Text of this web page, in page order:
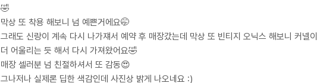
🤣
막상 또 착용 해보니 넘 예쁜거에요🤭
그래도 신랑이 계속 다시 나가쟤서 예약 후 매장갔는데 막상 또 빈티지 오닉스 해보니 커넬이
더 어울리는 듯 해서 다시 가져왔어요🤣
매장 셀러분 넘 친절하셔서 또 감동😍
그나저나 실제론 딥한 색감인데 사진상 밝게 나오네요 :)